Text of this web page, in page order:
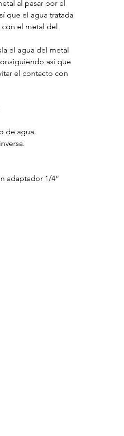
al pasar por el
que el agua tratada
con el metal del
el agua del metal
así que
el contacto con
de agua.
adaptador 1/4”